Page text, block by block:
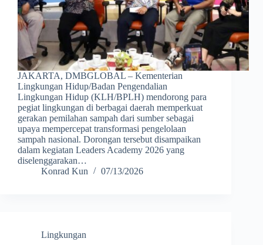
JAKARTA, DMBGLOBAL – Kementerian
Lingkungan Hidup/Badan Pengendalian
Lingkungan Hidup (KLH/BPLH) mendorong para
pegiat lingkungan di berbagai daerah memperkuat
gerakan pemilahan sampah dari sumber sebagai
upaya mempercepat transformasi pengelolaan
sampah nasional. Dorongan tersebut disampaikan
dalam kegiatan Leaders Academy 2026 yang
diselenggarakan…
Konrad Kun
07/13/2026
Lingkungan